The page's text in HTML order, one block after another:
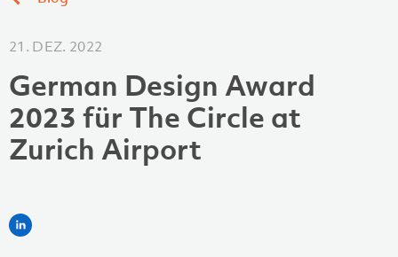
21. DEZ. 2022
German Design Award
2023 für The Circle at
Zurich Airport